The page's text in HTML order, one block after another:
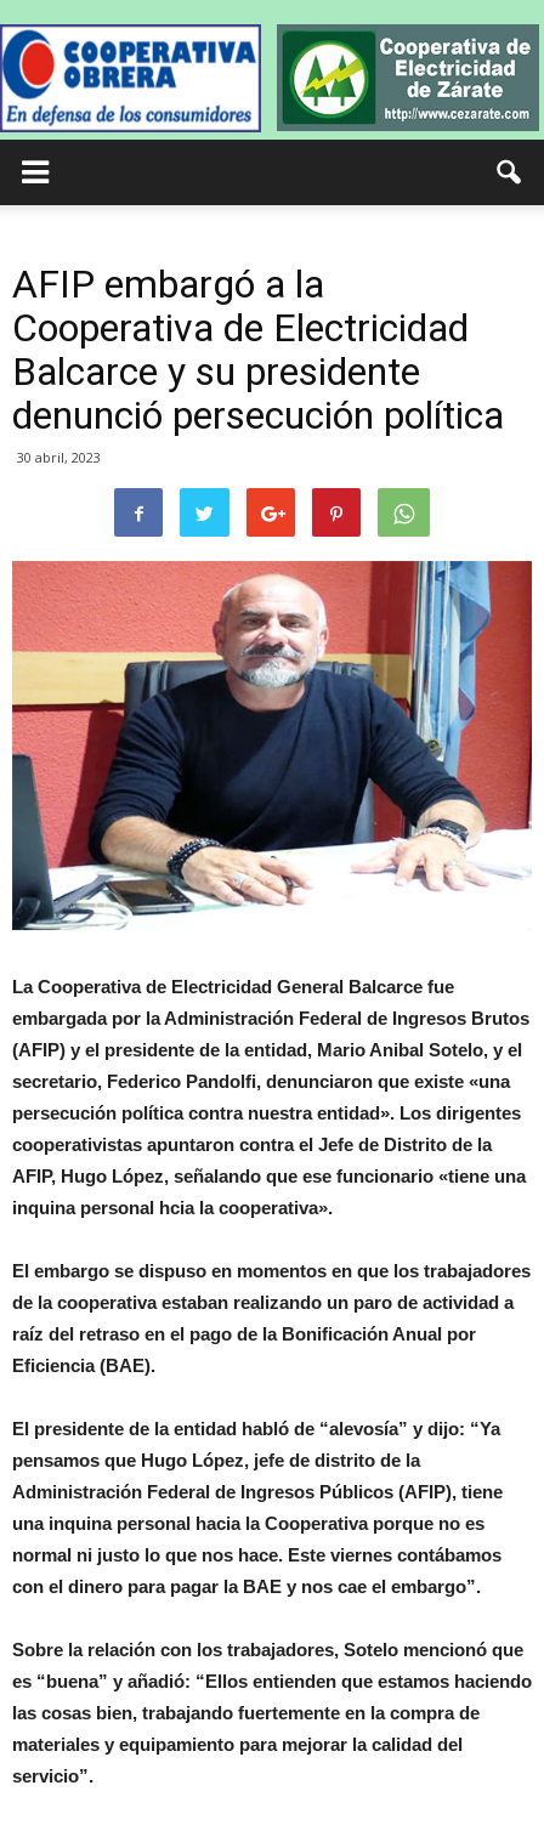
AFIP embargó a la
Cooperativa de Electricidad
Balcarce y su presidente
denunció persecución política
30 abril, 2023
La Cooperativa de Electricidad General Balcarce fue
embargada por la Administración Federal de Ingresos Brutos
(AFIP) y el presidente de la entidad, Mario Anibal Sotelo, y el
secretario, Federico Pandolfi, denunciaron que existe «una
persecución política contra nuestra entidad». Los dirigentes
cooperativistas apuntaron contra el Jefe de Distrito de la
AFIP, Hugo López, señalando que ese funcionario «tiene una
inquina personal hcia la cooperativa».
El embargo se dispuso en momentos en que los trabajadores
de la cooperativa estaban realizando un paro de actividad a
raíz del retraso en el pago de la Bonificación Anual por
Eficiencia (BAE).
El presidente de la entidad habló de “alevosía” y dijo: “Ya
pensamos que Hugo López, jefe de distrito de la
Administración Federal de Ingresos Públicos (AFIP), tiene
una inquina personal hacia la Cooperativa porque no es
normal ni justo lo que nos hace. Este viernes contábamos
con el dinero para pagar la BAE y nos cae el embargo”.
Sobre la relación con los trabajadores, Sotelo mencionó que
es “buena” y añadió: “Ellos entienden que estamos haciendo
las cosas bien, trabajando fuertemente en la compra de
materiales y equipamiento para mejorar la calidad del
servicio”.